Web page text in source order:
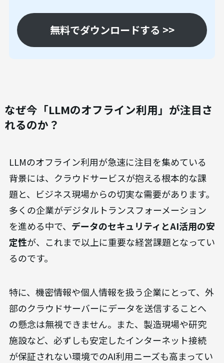
無料でダウンロードする >>
なぜ今「LLMのオフライン利用」が注目さ
れるのか？
LLMのオフライン利用が急速に注目を集めている
背景には、クラウドサービスが抱える根本的な課
題と、ビジネス現場からの切実な需要があります。
多くの企業がデジタルトランスフォーメーション
を進める中で、 データのセキュリティとAI活用の安
定性が、これまで以上に重要な経営課題となってい
るのです。
特に、機密情報や個人情報を扱う企業にとって、外
部のクラウドサーバーにデータを送信することへ
の懸念は無視できません。また、製造現場や研究
施設など、必ずしも安定したインターネット接続
が保証されない環境でのAI利用ニーズも高まってい